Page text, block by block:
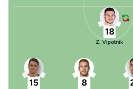
15 8
18
Z. Vipotnik